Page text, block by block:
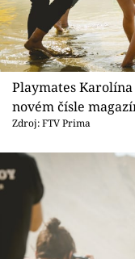
Playmates
novém čísle
Zdroj: FTV Prima